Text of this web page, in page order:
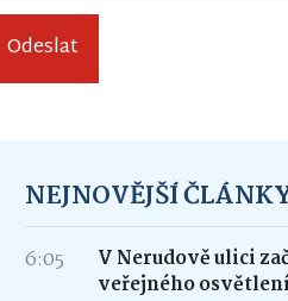
Odeslat
NEJNOVĚJŠÍ
6:05
V Nerudově ulici
veřejného